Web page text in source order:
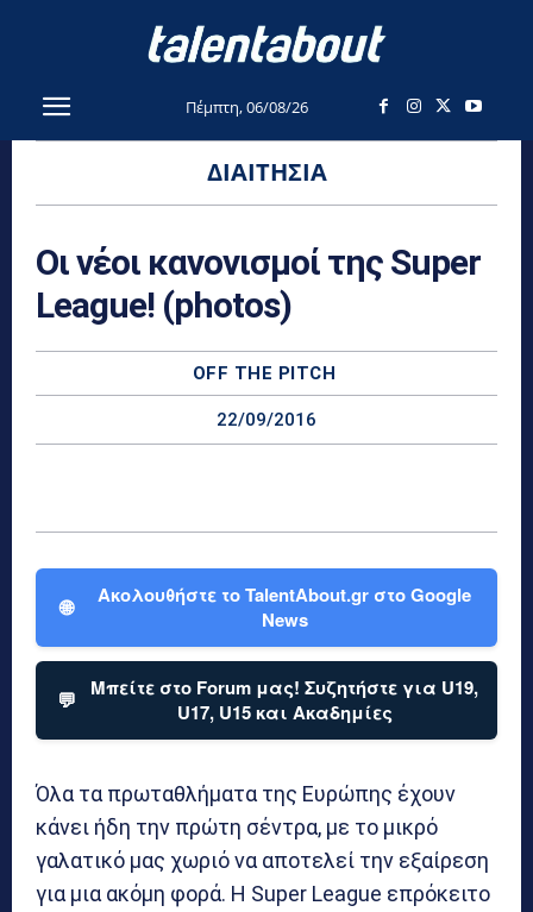
Πέμπτη, 06/08/26
ΔΙΑΙΤΗΣΊΑ
Οι νέοι κανονισμοί της Super
League! (photos)
OFF THE PITCH
22/09/2016
🌐
Ακολουθήστε το TalentAbout.gr στο Google
News
💬
Μπείτε στο Forum μας! Συζητήστε για U19,
U17, U15 και Ακαδημίες
Όλα τα πρωταθλήματα της Ευρώπης έχουν
κάνει ήδη την πρώτη σέντρα, με το μικρό
γαλατικό μας χωριό να αποτελεί την εξαίρεση
για μια ακόμη φορά. Η Super League επρόκειτο